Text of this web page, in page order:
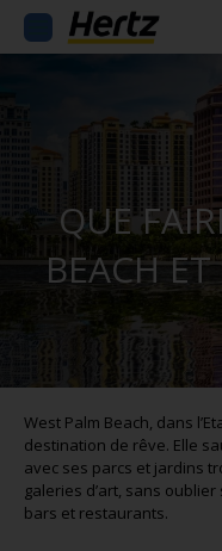
QUE
BEACH
West Palm Beach, dans
destination de rêve. Elle
avec ses parcs et jardins
galeries d’art, sans
bars et restaurants.